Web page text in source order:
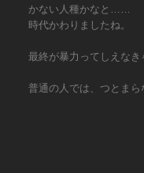
かない人種かなと……
時代かわりましたね。
最終が暴力ってしえな
普通の人では、つとまら